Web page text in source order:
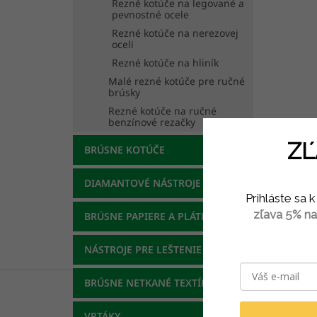
Rezné kotúče na legované a
pevnostné ocele
Rezné kotúče na nerezovej
oceli
Rezné kotúče na hliník
Malé rezné kotúče pre ručné
brúsky
Rezné kotúče na ručné
benzínové rezačky
BRÚSNE KOTÚČE
DIAMANTOVÉ NÁSTROJE
BRÚSNE PAPIERE A PLÁTNA
NÁSTROJE PRE LEŠTENIE
BRÚSNE NETKANÉ TEXTÍLIE
Prihláste sa
zľava 5%